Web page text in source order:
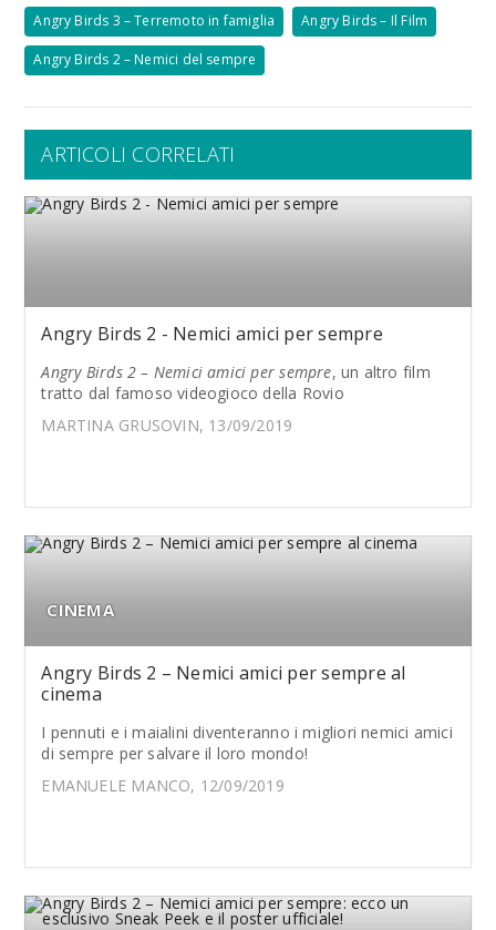
Angry Birds 3 – Terremoto in famiglia Angry Birds – Il Film
Angry Birds 2 – Nemici del sempre
ARTICOLI CORRELATI
Angry Birds 2 - Nemici amici per sempre
Angry Birds 2 – Nemici amici per sempre, un altro film
tratto dal famoso videogioco della Rovio
MARTINA GRUSOVIN, 13/09/2019
CINEMA
Angry Birds 2 – Nemici amici per sempre al
cinema
I pennuti e i maialini diventeranno i migliori nemici amici
di sempre per salvare il loro mondo!
EMANUELE MANCO, 12/09/2019